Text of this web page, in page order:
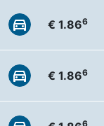
€ 1.866
€ 1.866
6